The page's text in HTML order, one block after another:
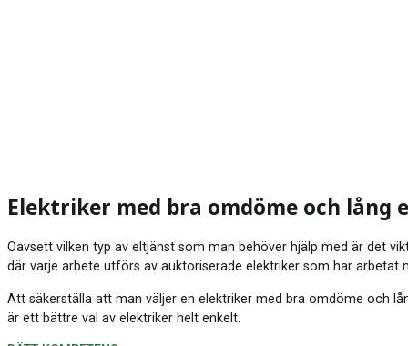
Elektriker med bra omdöme och lång
Oavsett vilken typ av eltjänst som man behöver hjälp med är det
där varje arbete utförs av auktoriserade elektriker som har arbetat
Att säkerställa att man väljer en elektriker med bra omdöme och
är ett bättre val av elektriker helt enkelt.